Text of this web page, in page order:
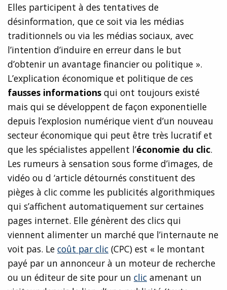
Elles participent à des tentatives de
désinformation, que ce soit via les médias
traditionnels ou via les médias sociaux, avec
l’intention d’induire en erreur dans le but
d’obtenir un avantage financier ou politique ».
L’explication économique et politique de ces
fausses informations qui ont toujours existé
mais qui se développent de façon exponentielle
depuis l’explosion numérique vient d’un nouveau
secteur économique qui peut être très lucratif et
que les spécialistes appellent l’économie du clic.
Les rumeurs à sensation sous forme d’images, de
vidéo ou d ‘article détournés constituent des
pièges à clic comme les publicités algorithmiques
qui s’affichent automatiquement sur certaines
pages internet. Elle génèrent des clics qui
viennent alimenter un marché que l’internaute ne
voit pas. Le coût par clic (CPC) est « le montant
payé par un annonceur à un moteur de recherche
ou un éditeur de site pour un clic amenant un